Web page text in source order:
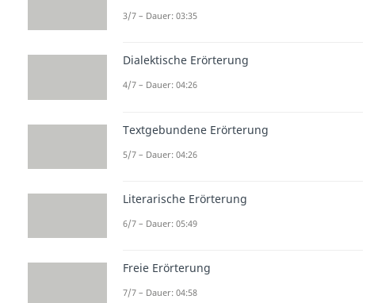
3/7 – Dauer: 03:35
Dialektische Erörterung
4/7 – Dauer: 04:26
Textgebundene Erörterung
5/7 – Dauer: 04:26
Literarische Erörterung
6/7 – Dauer: 05:49
Freie Erörterung
7/7 – Dauer: 04:58